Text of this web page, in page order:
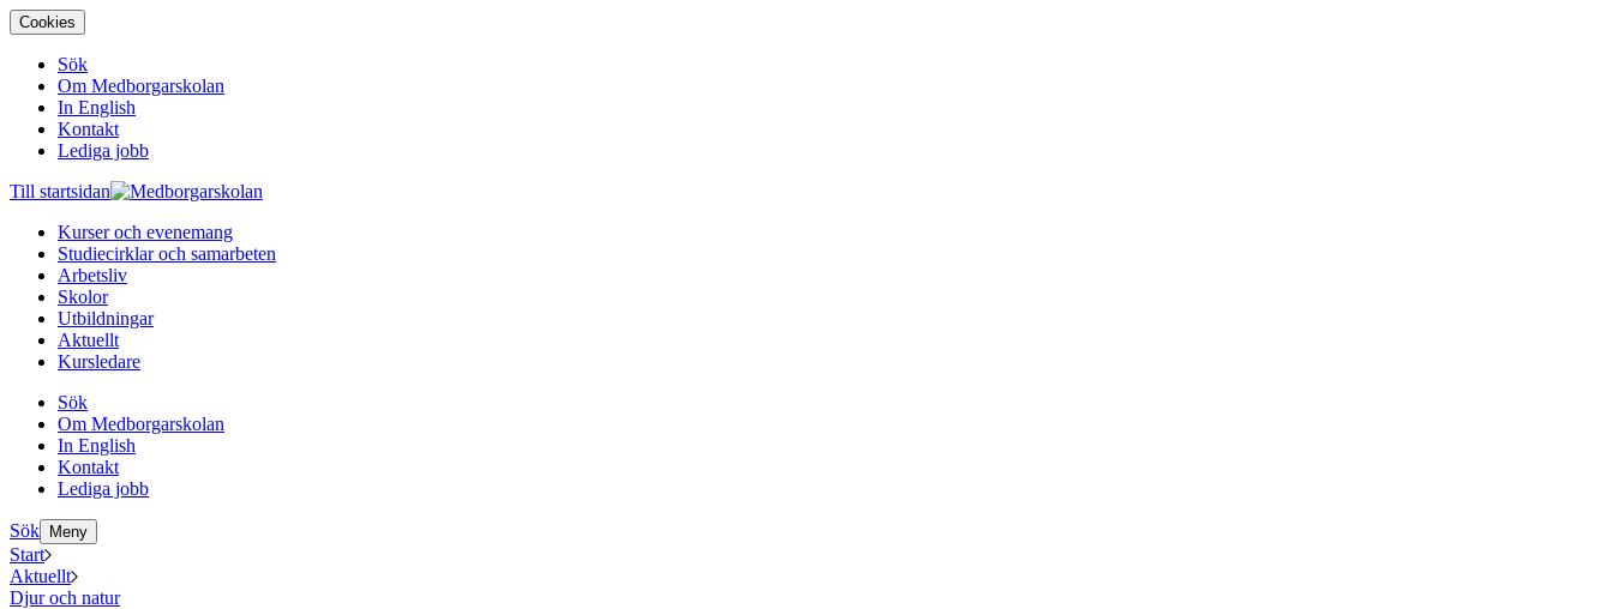
Cookies
Sök
Om Medborgarskolan
In English
Kontakt
Lediga jobb
Till startsidan
Kurser och evenemang
Studiecirklar och samarbeten
Arbetsliv
Skolor
Utbildningar
Aktuellt
Kursledare
Sök
Om Medborgarskolan
In English
Kontakt
Lediga jobb
Sök Meny
Start
Aktuellt
Djur och natur